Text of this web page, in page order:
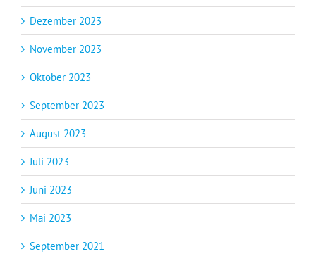
Dezember 2023
November 2023
Oktober 2023
September 2023
August 2023
Juli 2023
Juni 2023
Mai 2023
September 2021